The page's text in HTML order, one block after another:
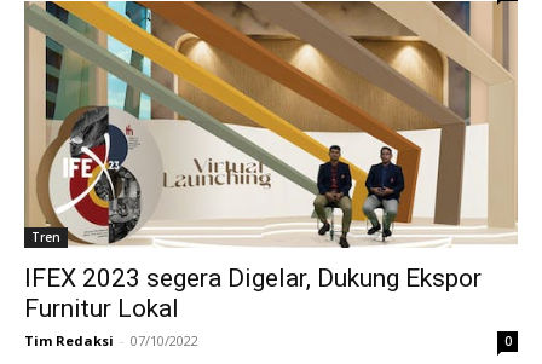
Tren
IFEX 2023 segera Digelar, Dukung Ekspor
Furnitur Lokal
Tim Redaksi - 07/10/2022 0